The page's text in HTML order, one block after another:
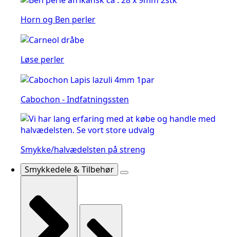
Horn og Ben perler
Løse perler
Cabochon - Indfatningssten
Smykke/halvædelsten på streng
Smykkedele & Tilbehør